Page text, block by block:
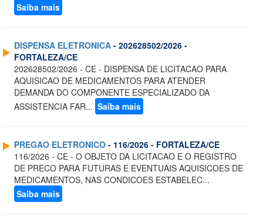
Saiba mais
DISPENSA ELETRONICA - 202628502/2026 -
FORTALEZA/CE
202628502/2026 - CE - DISPENSA DE LICITACAO PARA
AQUISICAO DE MEDICAMENTOS PARA ATENDER
DEMANDA DO COMPONENTE ESPECIALIZADO DA
ASSISTENCIA FAR... Saiba mais
PREGAO ELETRONICO - 116/2026 - FORTALEZA/CE
116/2026 - CE - O OBJETO DA LICITACAO E O REGISTRO
DE PRECO PARA FUTURAS E EVENTUAIS AQUISICOES DE
MEDICAMENTOS, NAS CONDICOES ESTABELEC...
Saiba mais